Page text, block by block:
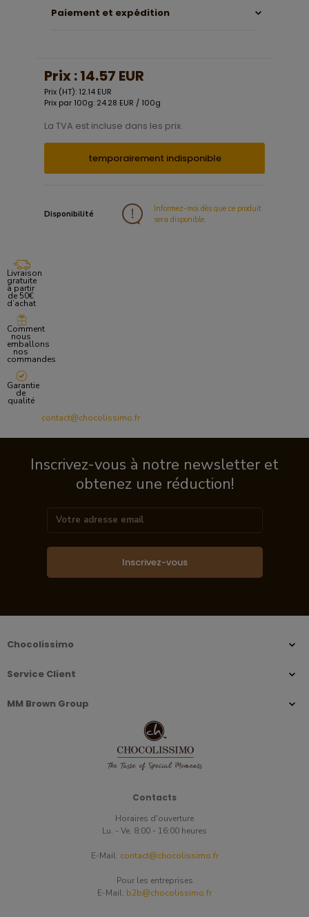
Paiement et expédition
Prix :14.57 EUR
Prix (HT): 12.14 EUR
Prix par 100g: 24.28 EUR / 100g
La TVA est incluse dans les prix.
temporairement indisponible
Disponibilité
Informez-moi dès que ce produit
sera disponible.
Livraison
gratuite
à partir
de 50€
d’achat
Comment
nous
emballons
nos
commandes
Garantie
de
qualité
contact@chocolissimo.fr
Inscrivez-vous à notre newsletter et
obtenez une réduction!
Inscrivez-vous
Chocolissimo
Service Client
MM Brown Group
Contacts
Horaires d'ouverture
Lu. - Ve. 8:00 - 16:00 heures
E-Mail: contact@chocolissimo.fr
Pour les entreprises
E-Mail: b2b@chocolissimo.fr